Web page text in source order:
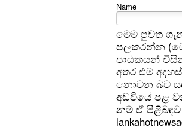
Name
මෙම පුවත
පලකරන්න
පාඨකයන්
අතර එම
නොවන බව
අඩවියේ පළ
නම් ඒ පිළිබඳව